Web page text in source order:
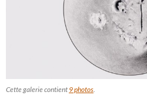
Cette galerie contient 9 photos